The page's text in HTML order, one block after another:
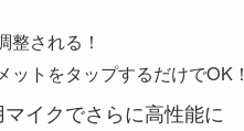
整される！
トをタップするだけでOK！
イクでさらに高性能に